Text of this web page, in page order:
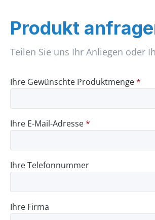
Produkt
Teilen Sie uns Ihr Anliegen oder
Ihre Gewünschte Produktmenge*
Ihre E-Mail-Adresse*
Ihre Telefonnummer
Ihre Firma